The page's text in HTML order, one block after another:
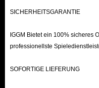
SICHERHEITSGARANTIE
IGGM Bietet ein 100% sicheres
professionellste
SOFORTIGE LIEFERUNG